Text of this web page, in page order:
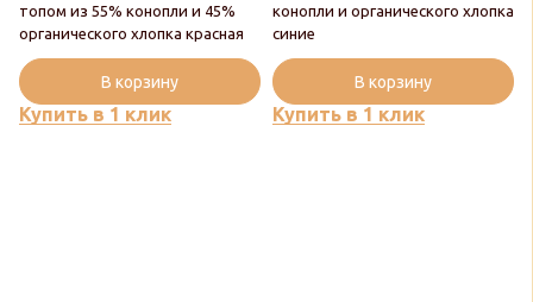
топом из 55% конопли и 45%
органического хлопка красная
Купить в 1 клик
В корзину
конопли и органического хлопка
синие
Купить в 1 клик
В корзину